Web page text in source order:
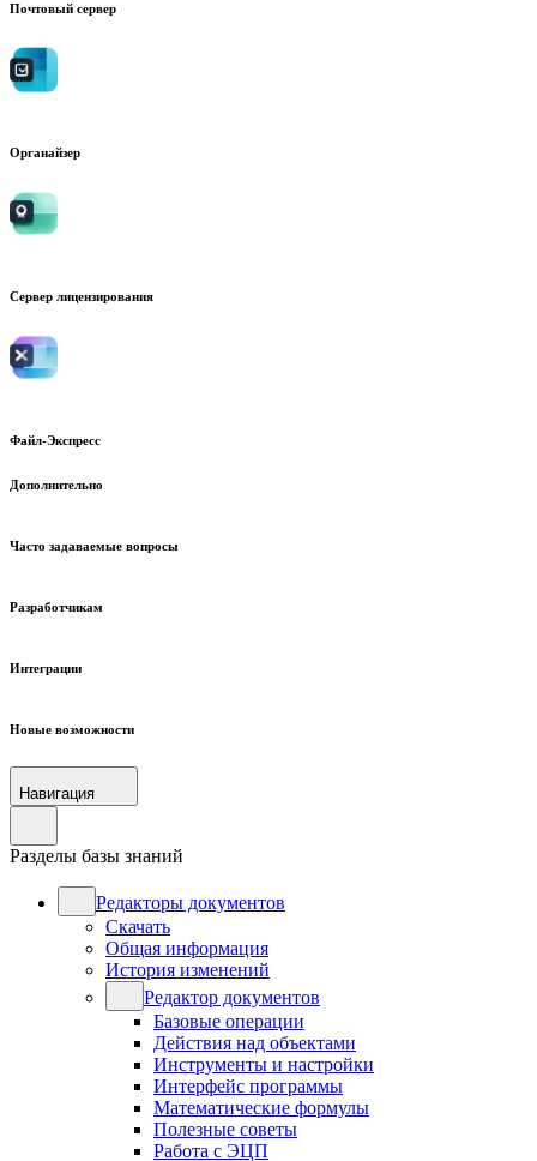
Почтовый сервер
Органайзер
Сервер лицензирования
Файл-Экспресс
Дополнительно
Часто задаваемые вопросы
Разработчикам
Интеграции
Новые возможности
Навигация
Разделы базы знаний
Редакторы документов
Скачать
Общая информация
История изменений
Редактор документов
Базовые операции
Действия над объектами
Инструменты и настройки
Интерфейс программы
Математические формулы
Полезные советы
Работа с ЭЦП